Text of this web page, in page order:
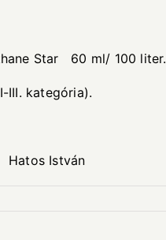
60 ml/ 100 liter.
III. kategória).